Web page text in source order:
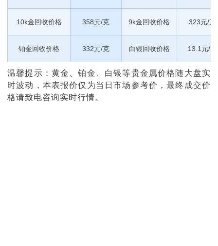
10k金回收价格 358元/克 9k金回收价格 323元/克
铂金回收价格 332元/克 白银回收价格 13.1元/克
温馨提示：黄金、铂金、白银等贵金属价格随大盘实
时波动，本表报价仅为当日市场参考价，最终成交价
格请致电咨询实时行情。